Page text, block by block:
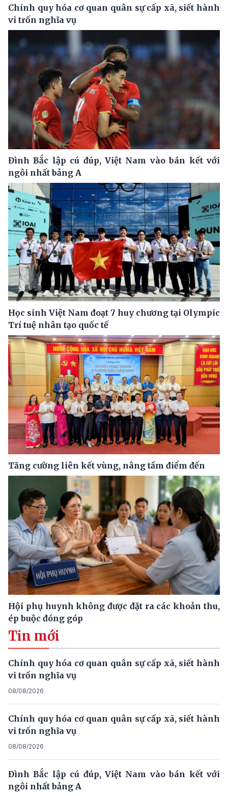
Chính quy hóa cơ quan quân sự cấp xã, siết hành
vi trốn nghĩa vụ
Đình Bắc lập cú đúp, Việt Nam vào bán kết với
ngôi nhất bảng A
Học sinh Việt Nam đoạt 7 huy chương tại Olympic
Trí tuệ nhân tạo quốc tế
Tăng cường liên kết vùng, nâng tầm điểm đến
Hội phụ huynh không được đặt ra các khoản thu,
ép buộc đóng góp
Tin mới
Chính quy hóa cơ quan quân sự cấp xã, siết hành
vi trốn nghĩa vụ
08/08/2026
Chính quy hóa cơ quan quân sự cấp xã, siết hành
vi trốn nghĩa vụ
08/08/2026
Đình Bắc lập cú đúp, Việt Nam vào bán kết với
ngôi nhất bảng A